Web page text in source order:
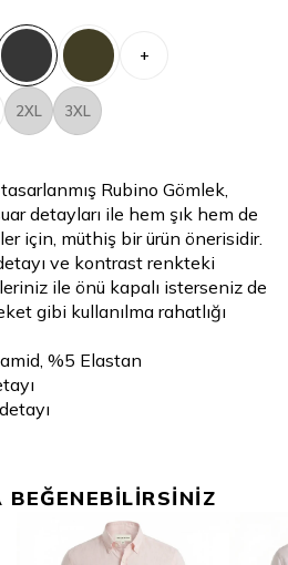
+
2XL 3XL
Rubino Gömlek,
detayları ile hem şık hem de
için, müthiş bir ürün önerisidir.
ve kontrast renkteki
ile önü kapalı isterseniz de
gibi kullanılma rahatlığı
%5 Elastan